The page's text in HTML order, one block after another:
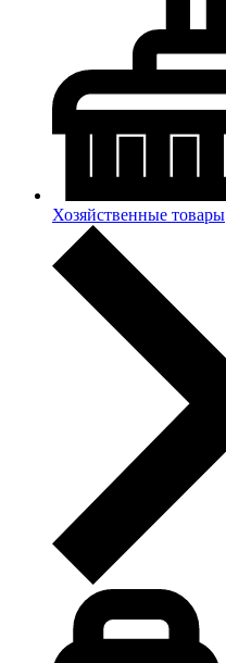
Хозяйственные товары